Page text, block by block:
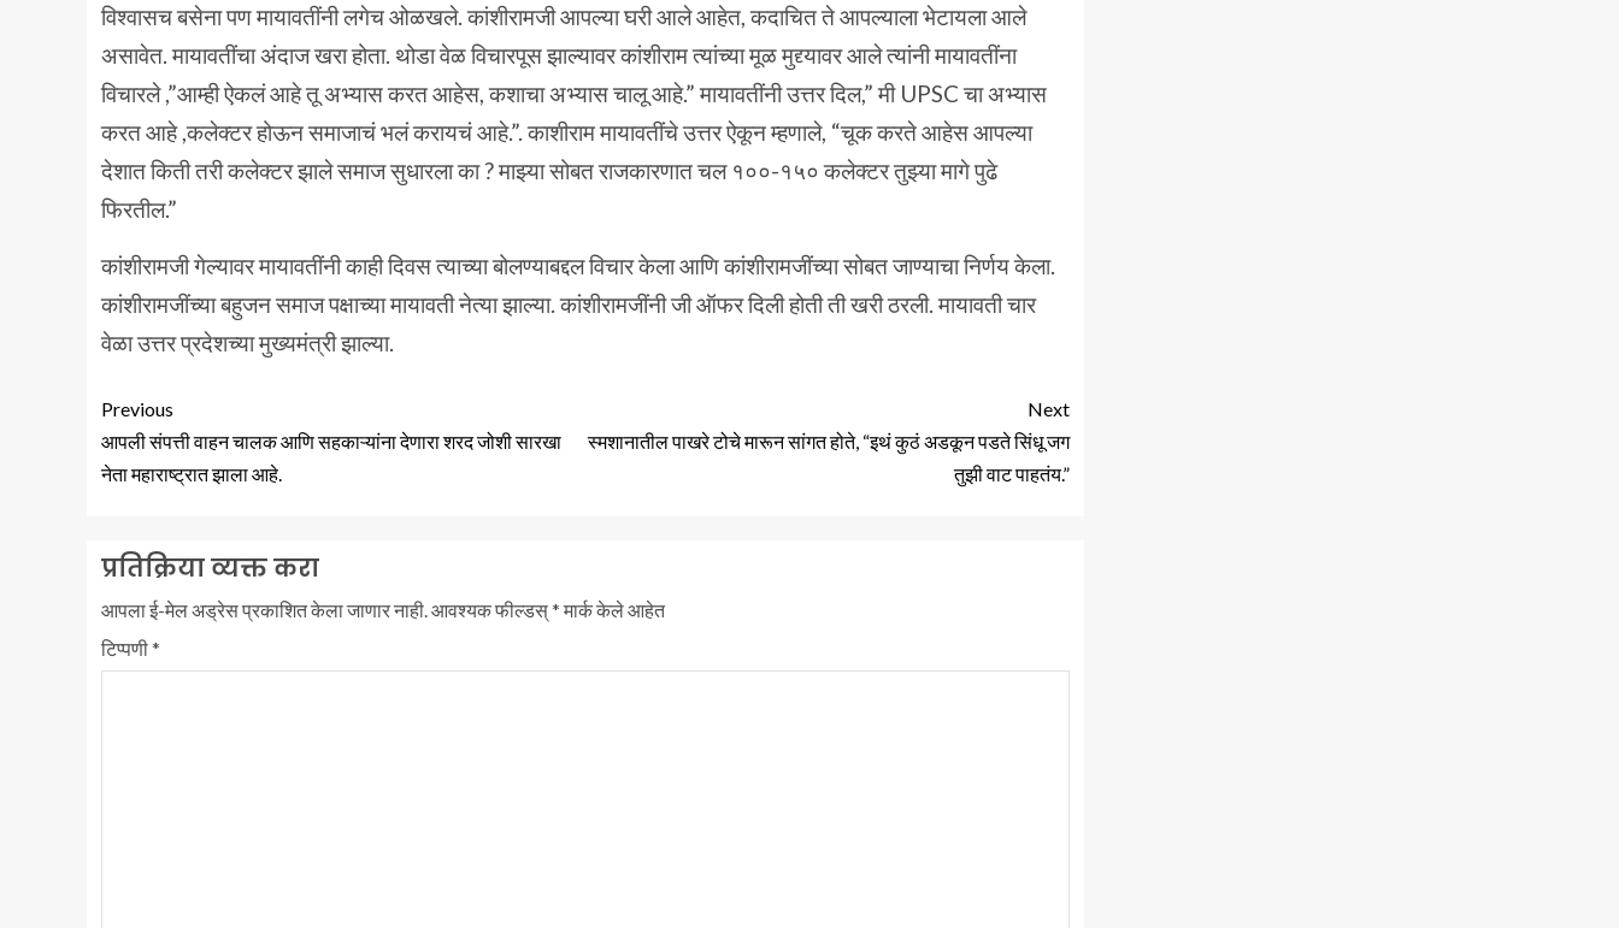
विश्वासच बसेना पण मायावतींनी लगेच ओळखले. कांशीरामजी आपल्या घरी आले आहेत, कदाचित ते आपल्याला भेटायला आले
असावेत. मायावतींचा अंदाज खरा होता. थोडा वेळ विचारपूस झाल्यावर कांशीराम त्यांच्या मूळ मुद्द्यावर आले त्यांनी मायावतींना
विचारले ,”आम्ही ऐकलं आहे तू अभ्यास करत आहेस, कशाचा अभ्यास चालू आहे.” मायावतींनी उत्तर दिल,” मी UPSC चा अभ्यास
करत आहे ,कलेक्टर होऊन समाजाचं भलं करायचं आहे.”. काशीराम मायावतींचे उत्तर ऐकून म्हणाले, “चूक करते आहेस आपल्या
देशात किती तरी कलेक्टर झाले समाज सुधारला का ? माझ्या सोबत राजकारणात चल १००-१५० कलेक्टर तुझ्या मागे पुढे
फिरतील.”
कांशीरामजी गेल्यावर मायावतींनी काही दिवस त्याच्या बोलण्याबद्दल विचार केला आणि कांशीरामजींच्या सोबत जाण्याचा निर्णय केला.
कांशीरामजींच्या बहुजन समाज पक्षाच्या मायावती नेत्या झाल्या. कांशीरामजींनी जी ऑफर दिली होती ती खरी ठरली. मायावती चार
वेळा उत्तर प्रदेशच्या मुख्यमंत्री झाल्या.
Previous
आपली संपत्ती वाहन चालक आणि सहकाऱ्यांना देणारा शरद जोशी सारखा
नेता महाराष्ट्रात झाला आहे.
Next
स्मशानातील पाखरे टोचे मारून सांगत होते, “इथं कुठं अडकून पडते सिंधू जग
तुझी वाट पाहतंय.”
प्रतिक्रिया व्यक्त करा
आपला ई-मेल अड्रेस प्रकाशित केला जाणार नाही. आवश्यक फील्डस्* मार्क केले आहेत
टिप्पणी*